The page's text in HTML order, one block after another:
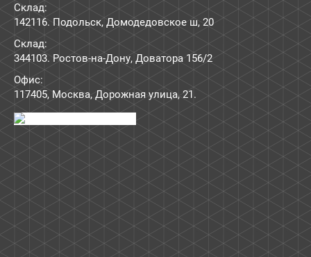
Склад:
142116. Подольск, Домодедовское ш, 20
Склад:
344103. Ростов-на-Дону, Доватора 156/2
Офис:
117405, Москва, Дорожная улица, 21.